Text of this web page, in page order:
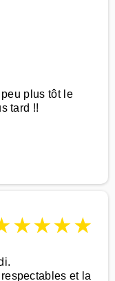
plus tôt le
tard !!
★★★★
et la